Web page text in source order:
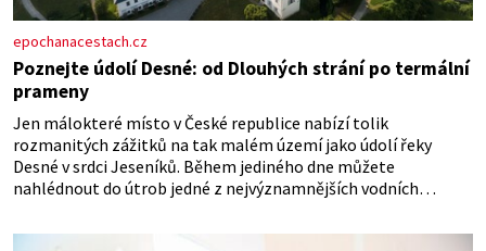
epochanacestach.cz
Poznejte údolí Desné: od Dlouhých strání po termální
prameny
Jen málokteré místo v České republice nabízí tolik
rozmanitých zážitků na tak malém území jako údolí řeky
Desné v srdci Jeseníků. Během jediného dne můžete
nahlédnout do útrob jedné z nejvýznamnějších vodních
koloběžce a den zakončit poznáváním památek ve Velkých